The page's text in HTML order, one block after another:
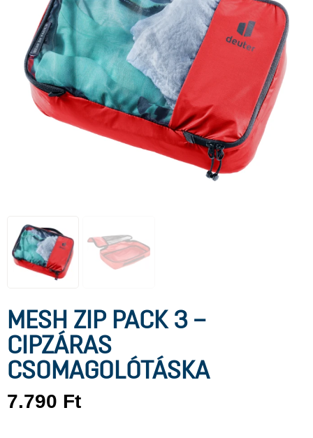
MESH ZIP PACK 3 –
CIPZÁRAS
CSOMAGOLÓTÁSKA
7.790 Ft